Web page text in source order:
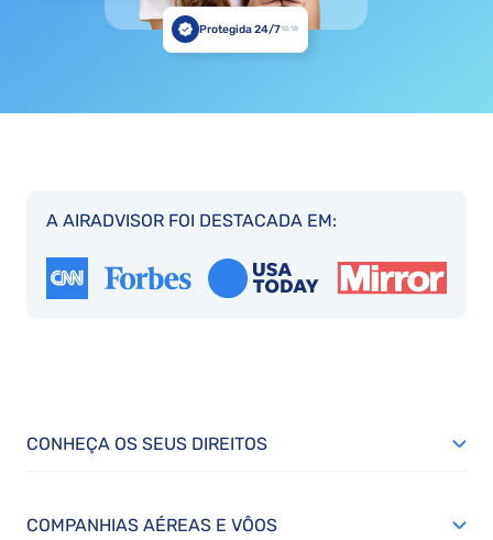
Protegida 24/710:18
A AIRADVISOR FOI DESTACADA EM:
CONHEÇA OS SEUS DIREITOS
COMPANHIAS AÉREAS E VÔOS